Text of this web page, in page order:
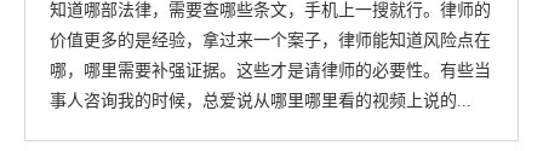
知道哪部法律，需要查哪些条文，手机上一搜就行。律师的
价值更多的是经验，拿过来一个案子，律师能知道风险点在
哪，哪里需要补强证据。这些才是请律师的必要性。有些当
事人咨询我的时候，总爱说从哪里哪里看的视频上说的...